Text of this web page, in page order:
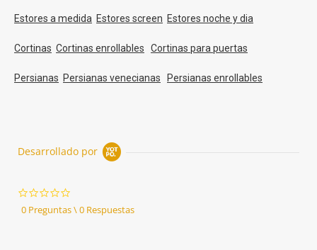
Estores a medida Estores screen Estores noche y dia
Cortinas Cortinas enrollables Cortinas para puertas
Persianas Persianas venecianas Persianas enrollables
Desarrollado por
star
rating
0 Preguntas \ 0 Respuestas